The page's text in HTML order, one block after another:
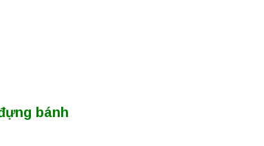
bánh